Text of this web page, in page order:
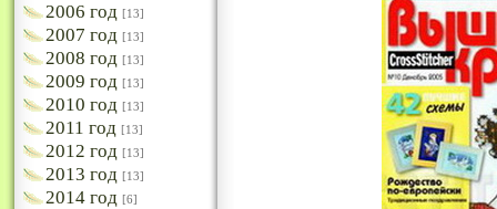
2006 год [13]
2007 год [13]
2008 год [13]
2009 год [13]
2010 год [13]
2011 год [13]
2012 год [13]
2013 год [13]
2014 год [6]